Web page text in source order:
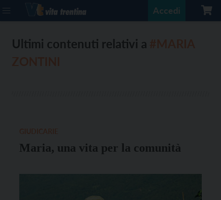
Accedi
Ultimi contenuti relativi a
Maria, una vita per la comunità